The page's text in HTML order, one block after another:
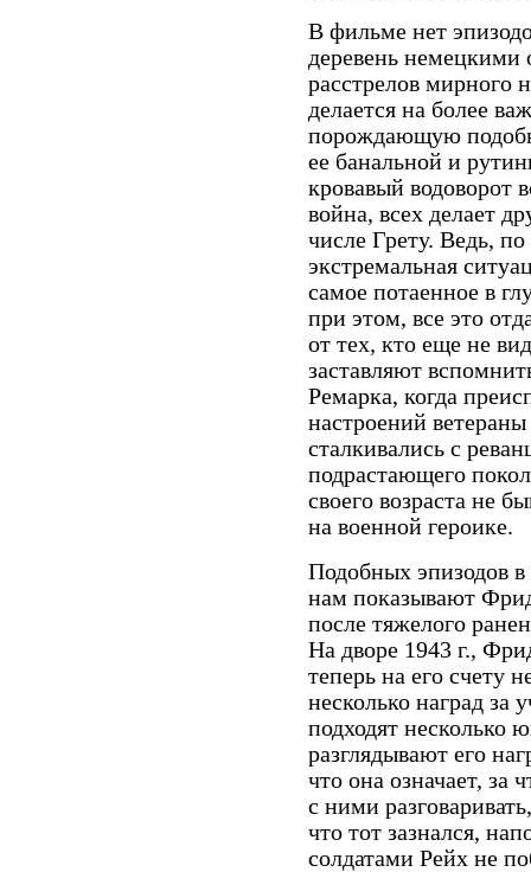
В фильме нет
деревень немецкими
расстрелов мирного
делается на более
порождающую
ее банальной и
кровавый водоворот
война, всех делает
числе Грету. Ведь,
экстремальная
самое потаенное в
при этом, все это
от тех, кто еще не
заставляют
Ремарка, когда
настроений
сталкивались с
подрастающего
своего возраста не
на военной героике.
Подобных эпизодов
нам показывают
после тяжелого
На дворе 1943 г.,
теперь на его счету
несколько наград за
подходят несколько
разглядывают его
что она означает, за
с ними
что тот зазнался,
солдатами Рейх не